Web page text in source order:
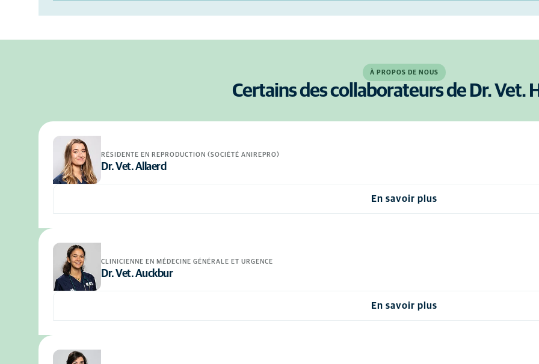
À PROPOS DE NOUS
Certains des collaborateurs de Dr. Vet.
RÉSIDENTE EN REPRODUCTION (SOCIÉTÉ ANIREPRO)
Dr. Vet. Allaerd
En savoir plus
CLINICIENNE EN MÉDECINE GÉNÉRALE ET URGENCE
Dr. Vet. Auckbur
En savoir plus